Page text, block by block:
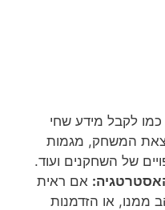
כמו לקבל מידע שחי
המשחק, מגמות
של השחקנים ועוד.
אם ראית
או הזדמנות